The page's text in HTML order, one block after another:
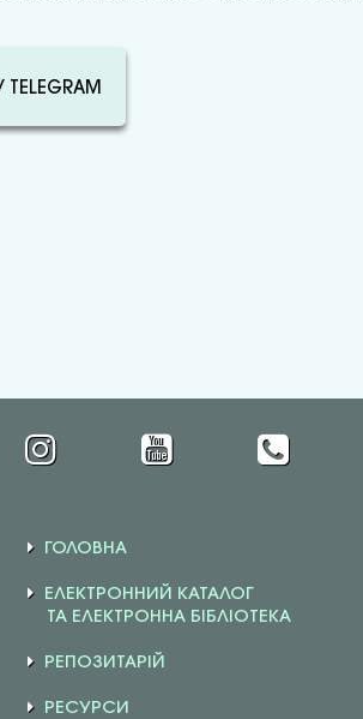
ГОЛОВНА
ЕЛЕКТРОННИЙ КАТАЛОГ
ТА ЕЛЕКТРОННА БІБЛІОТЕКА
РЕПОЗИТАРІЙ
РЕСУРСИ